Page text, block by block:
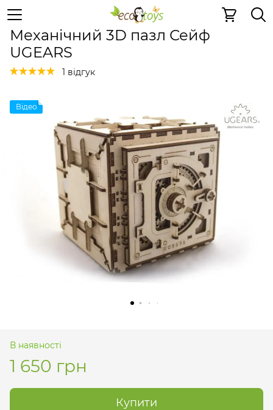
Дерев'яні конструктори Механічні 3D пазли
Механічний 3D пазл Сейф
UGEARS
1 відгук
Відео
В наявності
1 650 грн
Купити